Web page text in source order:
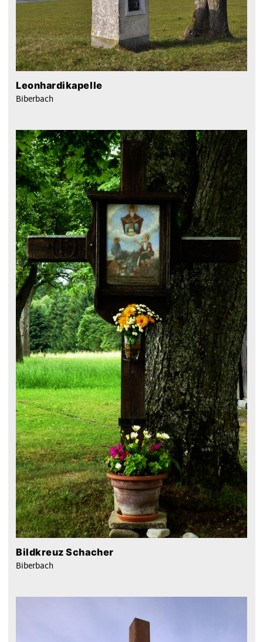
Leonhardikapelle
Biberbach
Bildkreuz Schacher
Biberbach